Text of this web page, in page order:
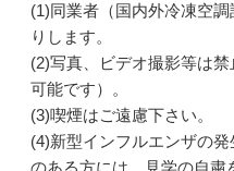
(1)同業者（国内外冷凍空
りします。
(2)写真、ビデオ撮影等は
可能です）。
(3)喫煙はご遠慮下さい。
(4)新型インフルエンザの
のある方には、見学の自粛